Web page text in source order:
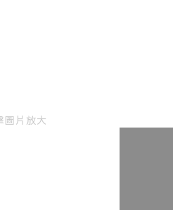
圖片放大